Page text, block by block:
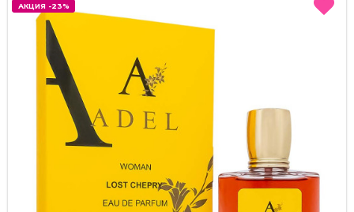
АКЦИЯ -23%
АКЦИЯ -23%